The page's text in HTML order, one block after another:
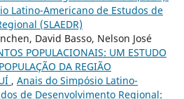
Latino-Americano de Estudos de
(SLAEDR)
David Basso, Nelson José
POPULACIONAIS: UM ESTUDO
DA REGIÃO
, Anais do Simpósio Latino-
de Desenvolvimento Regional: